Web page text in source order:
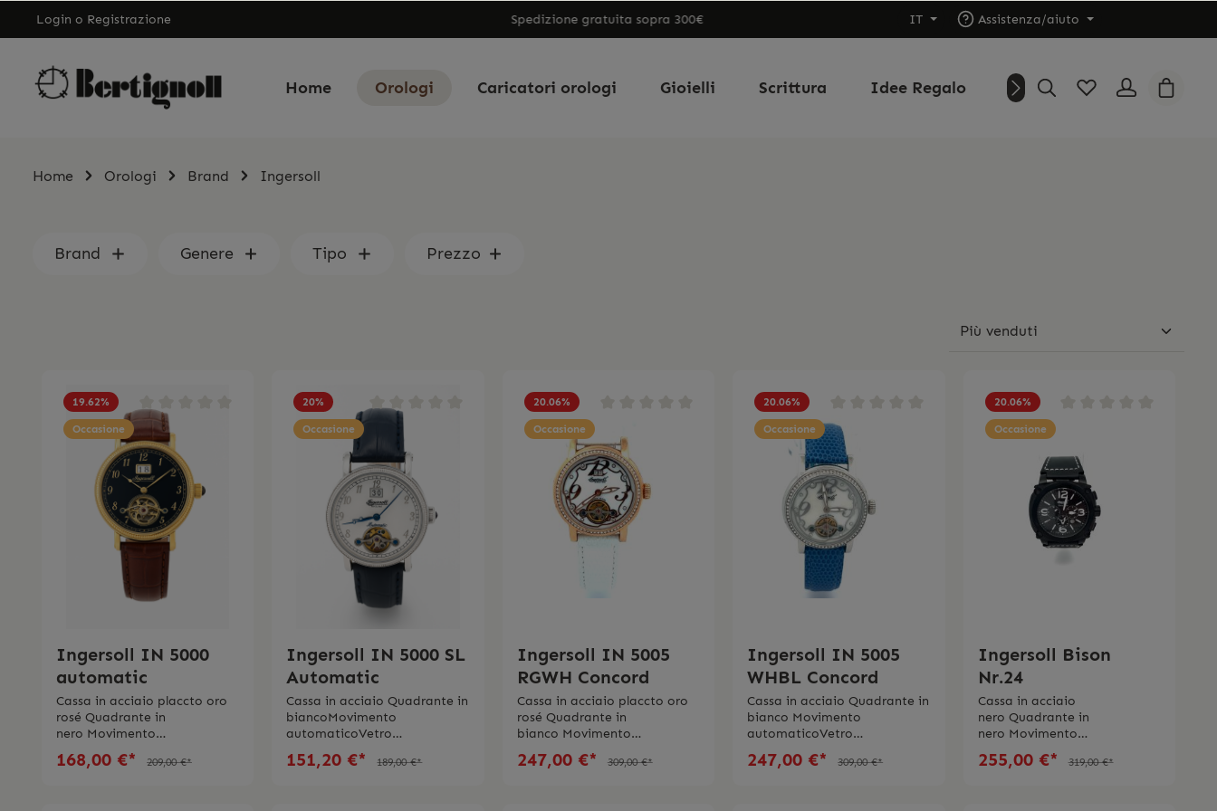
Login o Registrazione Spedizione gratuita sopra 300€ IT Assistenza/aiuto
Home Orologi Caricatori orologi Gioielli Scrittura Idee Regalo Outlet Chi siamo
Home Orologi Brand Ingersoll
Brand Genere Tipo Prezzo
19.62%
Occasione
Ingersoll IN 5000
automatic
Cassa in acciaio placcto oro
rosé Quadrante in
nero Movimento
automaticoVetro
minerale Riserva di carica fino
168,00 €* 209,00 €*
20%
Occasione
Ingersoll IN 5000 SL
Automatic
Cassa in acciaio Quadrante in
biancoMovimento
automaticoVetro
minerale Riserva di carica fino
a 40 oreCinturino in pelle
151,20 €* 189,00 €*
20.06%
Occasione
Ingersoll IN 5005
RGWH Concord
Cassa in acciaio placcto oro
rosé Quadrante in
bianco Movimento
automaticoVetro
minerale Riserva di carica fino
247,00 €* 309,00 €*
20.06%
Occasione
Ingersoll IN 5005
WHBL Concord
Cassa in acciaio Quadrante in
bianco Movimento
automaticoVetro
minerale Riserva di carica fino
a 40 oreCinturino in pelle
247,00 €* 309,00 €*
20.06%
Occasione
Ingersoll Bison
Nr.24
Cassa in acciaio
nero Quadrante in
nero Movimento
automaticoDatario Vetro
minerale Riserva di carica fino
255,00 €* 319,00 €*